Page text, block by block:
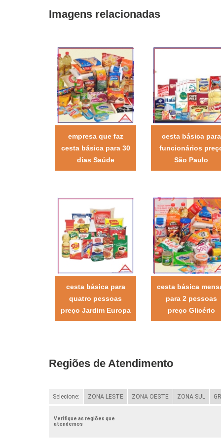
Imagens relacionadas
empresa que faz
cesta básica para 30
dias Saúde
cesta básica para
funcionários
São Paulo
cesta básica para
quatro pessoas
preço Jardim Europa
cesta básica
para 2 pessoas
preço Glicério
Regiões de Atendimento
Selecione: ZONA LESTE ZONA OESTE ZONA SUL
Verifique as regiões que
atendemos